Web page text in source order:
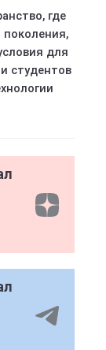
где
поколения,
для
студентов